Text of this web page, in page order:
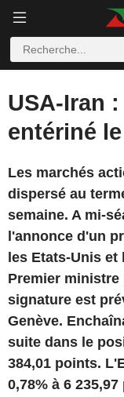
USA-Iran
entériné
Les marchés
dispersé au
semaine. A mi-
l'annonce d'un
les Etats-Unis
Premier ministre
signature est
Genève.
suite dans le
384,01 points.
0,78% à 6